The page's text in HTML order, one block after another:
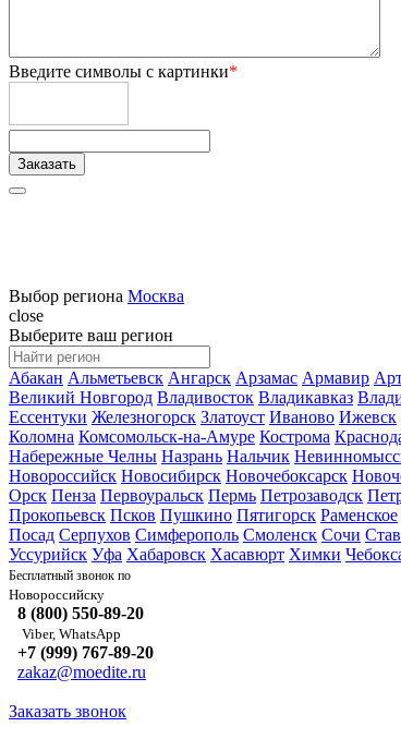
Введите символы с картинки*
Выбор региона Москва
close
Выберите ваш регион
Абакан Альметьевск Ангарск Арзамас Армавир
Великий Новгород Владивосток Владикавказ
Ессентуки Железногорск Златоуст Иваново Ижевск
Коломна Комсомольск-на-Амуре Кострома
Набережные Челны Назрань Нальчик
Новороссийск Новосибирск Новочебоксарск
Орск Пенза Первоуральск Пермь Петрозаводск
Прокопьевск Псков Пушкино Пятигорск Раменское
Посад Серпухов Симферополь Смоленск Сочи
Уссурийск Уфа Хабаровск Хасавюрт Химки
Бесплатный звонок по
Новороссийску
8 (800) 550-89-20
Viber, WhatsApp
+7 (999) 767-89-20
zakaz@moedite.ru
Заказать звонок